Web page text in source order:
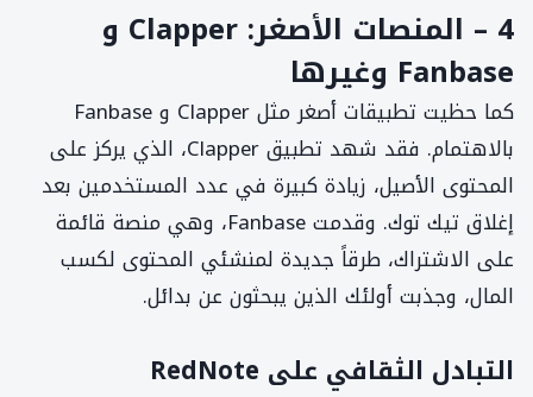
4 – المنصات الأصغر: Clapper و
Fanbase وغيرها
كما حظيت تطبيقات أصغر مثل Clapper و Fanbase
بالاهتمام. فقد شهد تطبيق Clapper، الذي يركز على
المحتوى الأصيل، زيادة كبيرة في عدد المستخدمين بعد
إغلاق تيك توك. وقدمت Fanbase، وهي منصة قائمة
على الاشتراك، طرقاً جديدة لمنشئي المحتوى لكسب
المال، وجذبت أولئك الذين يبحثون عن بدائل.
التبادل الثقافي على RedNote